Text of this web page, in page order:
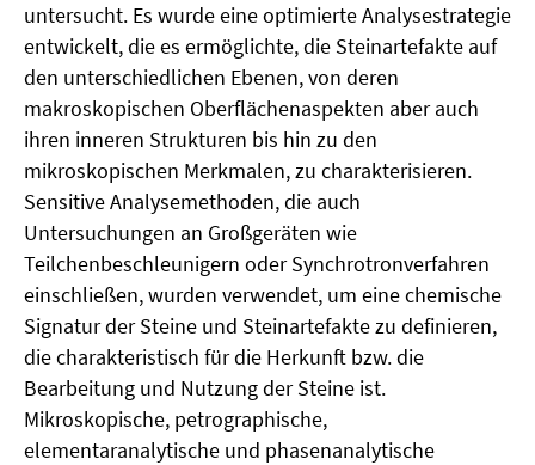
untersucht. Es wurde eine optimierte Analysestrategie
entwickelt, die es ermöglichte, die Steinartefakte auf
den unterschiedlichen Ebenen, von deren
makroskopischen Oberflächenaspekten aber auch
ihren inneren Strukturen bis hin zu den
mikroskopischen Merkmalen, zu charakterisieren.
Sensitive Analysemethoden, die auch
Untersuchungen an Großgeräten wie
Teilchenbeschleunigern oder Synchrotronverfahren
einschließen, wurden verwendet, um eine chemische
Signatur der Steine und Steinartefakte zu definieren,
die charakteristisch für die Herkunft bzw. die
Bearbeitung und Nutzung der Steine ist.
Mikroskopische, petrographische,
elementaranalytische und phasenanalytische